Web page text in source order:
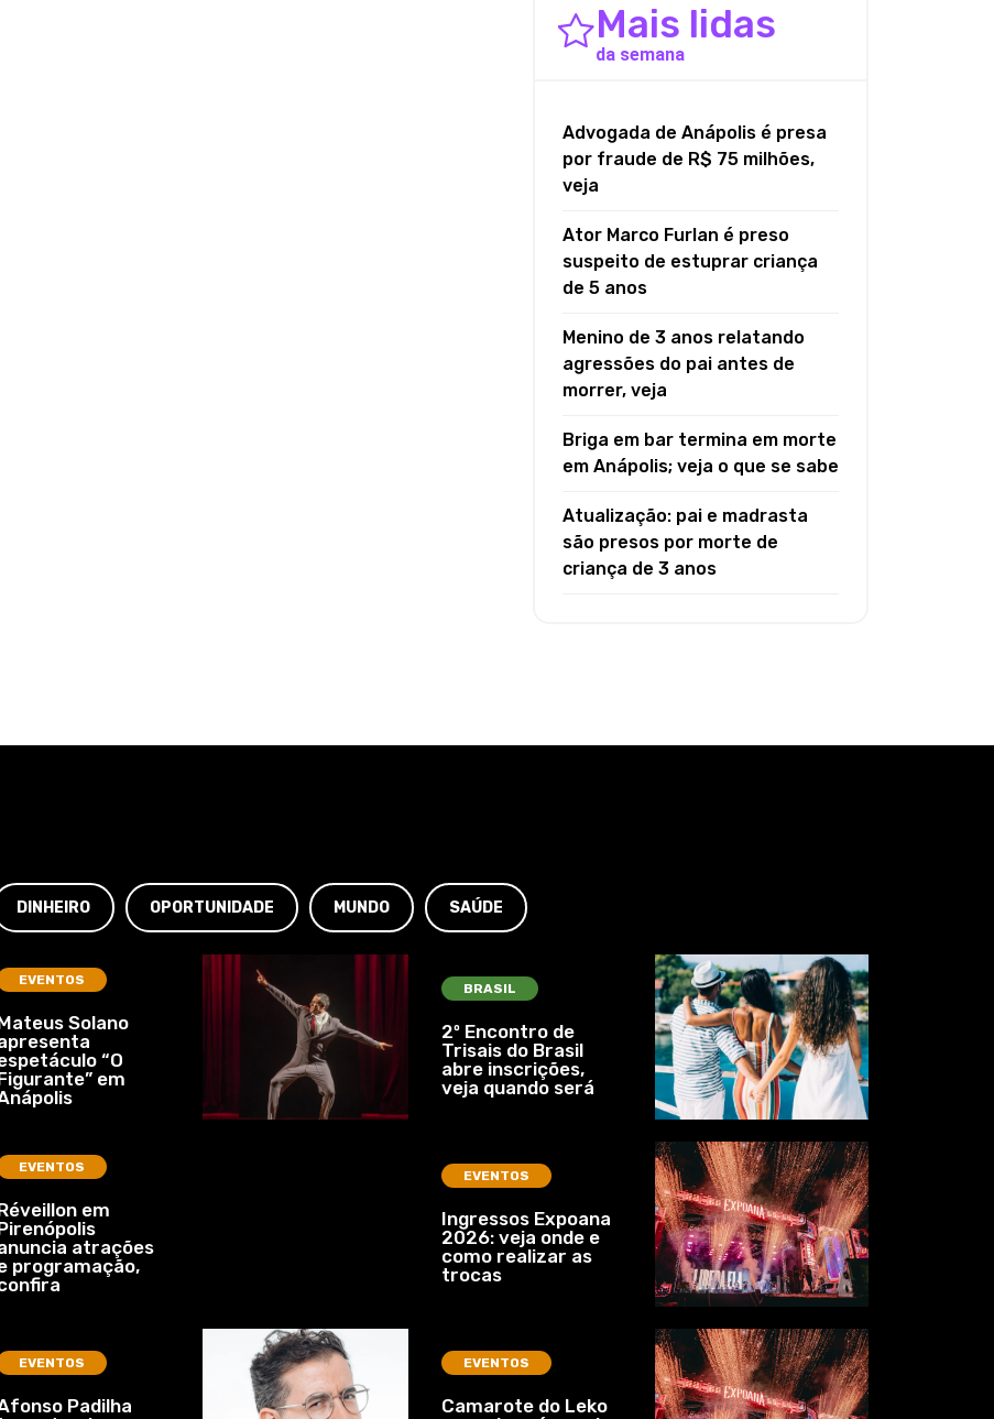
Mais lidas
da semana
Advogada de Anápolis é presa
por fraude de R$ 75 milhões,
veja
Ator Marco Furlan é preso
suspeito de estuprar criança
de 5 anos
Menino de 3 anos relatando
agressões do pai antes de
morrer, veja
Briga em bar termina em morte
em Anápolis; veja o que se sabe
Atualização: pai e madrasta
são presos por morte de
criança de 3 anos
DINHEIRO OPORTUNIDADE MUNDO SAÚDE
EVENTOS
Solano
“O
em
EVENTOS
em
atrações
programação,
EVENTOS
Padilha
BRASIL
2º Encontro de
Trisais do Brasil
abre inscrições,
veja quando será
EVENTOS
Ingressos Expoana
2026: veja onde e
como realizar as
trocas
EVENTOS
Camarote do Leko